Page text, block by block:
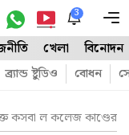
3
খেলা বিনোদন
ব্র্যান্ড ষ্টুডিও বোধন
কসবা ল কলেজ কাণ্ডের